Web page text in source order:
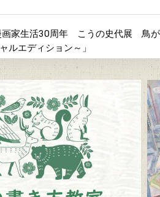
画家生活30周年 こうの史代展 鳥が
ルエディション～」
発行)